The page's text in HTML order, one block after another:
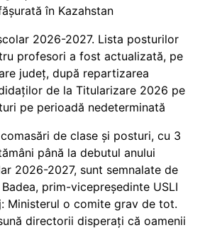
în Kazahstan
2026-2027. Lista posturilor
profesori a fost actualizată, pe
județ, după repartizarea
de la Titularizare 2026 pe
pe perioadă nedeterminată
de clase și posturi, cu 3
până la debutul anului
2026-2027, sunt semnalate de
prim-vicepreședinte USLI
Ministerul o comite grav de tot.
directorii disperați că oamenii